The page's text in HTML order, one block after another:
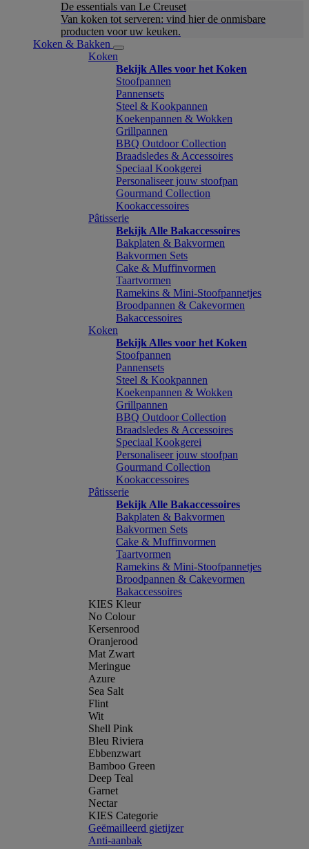
De essentials van Le Creuset
Van koken tot serveren: vind hier de onmisbare
producten voor uw keuken.
Koken & Bakken
Koken
Bekijk Alles voor het Koken
Stoofpannen
Pannensets
Steel & Kookpannen
Koekenpannen & Wokken
Grillpannen
BBQ Outdoor Collection
Braadsledes & Accessoires
Speciaal Kookgerei
Personaliseer jouw stoofpan
Gourmand Collection
Kookaccessoires
Pâtisserie
Bekijk Alle Bakaccessoires
Bakplaten & Bakvormen
Bakvormen Sets
Cake & Muffinvormen
Taartvormen
Ramekins & Mini-Stoofpannetjes
Broodpannen & Cakevormen
Bakaccessoires
Koken
Bekijk Alles voor het Koken
Stoofpannen
Pannensets
Steel & Kookpannen
Koekenpannen & Wokken
Grillpannen
BBQ Outdoor Collection
Braadsledes & Accessoires
Speciaal Kookgerei
Personaliseer jouw stoofpan
Gourmand Collection
Kookaccessoires
Pâtisserie
Bekijk Alle Bakaccessoires
Bakplaten & Bakvormen
Bakvormen Sets
Cake & Muffinvormen
Taartvormen
Ramekins & Mini-Stoofpannetjes
Broodpannen & Cakevormen
Bakaccessoires
KIES Kleur
No Colour
Kersenrood
Oranjerood
Mat Zwart
Meringue
Azure
Sea Salt
Flint
Wit
Shell Pink
Bleu Riviera
Ebbenzwart
Bamboo Green
Deep Teal
Garnet
Nectar
KIES Categorie
Geëmailleerd gietijzer
Anti-aanbak